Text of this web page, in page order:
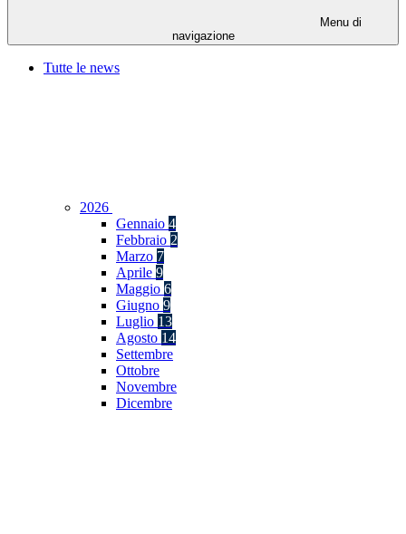
Menu di
navigazione
Tutte le news
2026
Gennaio 4
Febbraio 2
Marzo 7
Aprile 9
Maggio 6
Giugno 9
Luglio 13
Agosto 14
Settembre
Ottobre
Novembre
Dicembre